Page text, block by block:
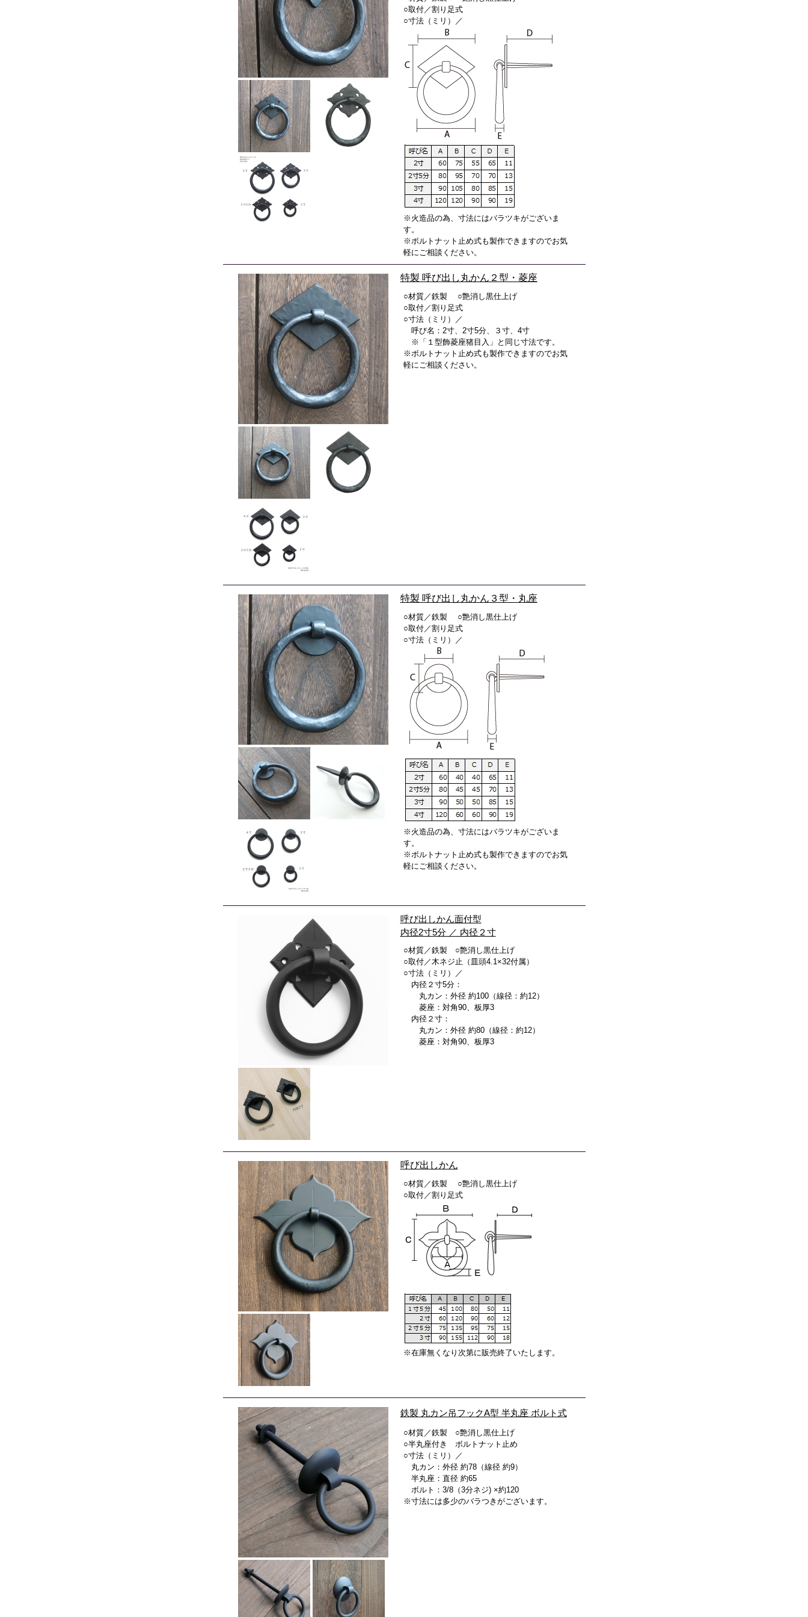
○取付／割り足式
○寸法（ミリ）／
※火造品の為、寸法にはバラツキがございま
す。
※ボルトナット止め式も製作できますのでお気
軽にご相談ください。
特製 呼び出し丸かん２型・菱座
○材質／鉄製 ○艶消し黒仕上げ
○取付／割り足式
○寸法（ミリ）／
呼び名：2寸、2寸5分、３寸、4寸
※「１型飾菱座猪目入」と同じ寸法です。
※ボルトナット止め式も製作できますのでお気
軽にご相談ください。
特製 呼び出し丸かん３型・丸座
○材質／鉄製 ○艶消し黒仕上げ
○取付／割り足式
○寸法（ミリ）／
※火造品の為、寸法にはバラツキがございま
す。
※ボルトナット止め式も製作できますのでお気
軽にご相談ください。
呼び出しかん面付型
内径2寸5分 ／ 内径２寸
○材質／鉄製 ○艶消し黒仕上げ
○取付／木ネジ止（皿頭4.1×32付属）
○寸法（ミリ）／
内径２寸5分：
丸カン：外径 約100（線径：約12）
菱座：対角90、板厚3
内径２寸：
丸カン：外径 約80（線径：約12）
菱座：対角90、板厚3
呼び出しかん
○材質／鉄製 ○艶消し黒仕上げ
○取付／割り足式
※在庫無くなり次第に販売終了いたします。
鉄製 丸カン吊フックA型 半丸座 ボルト式
○材質／鉄製 ○艶消し黒仕上げ
○半丸座付き ボルトナット止め
○寸法（ミリ）／
丸カン：外径 約78（線径 約9）
半丸座：直径 約65
ボルト：3/8（3分ネジ) ×約120
※寸法には多少のバラつきがございます。